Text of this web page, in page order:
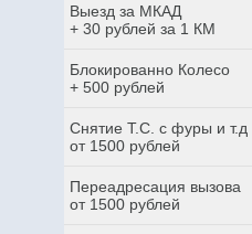
Выезд за МКАД
+ 30 рублей за 1 КМ
Блокированно Колесо
+ 500 рублей
Снятие Т.С. с фуры и т.д
от 1500 рублей
Переадресация вызова
от 1500 рублей